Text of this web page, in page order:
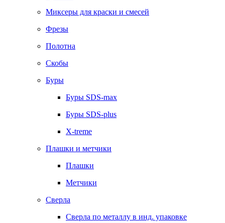
Миксеры для краски и смесей
Фрезы
Полотна
Скобы
Буры
Буры SDS-max
Буры SDS-plus
X-treme
Плашки и метчики
Плашки
Метчики
Сверла
Сверла по металлу в инд. упаковке